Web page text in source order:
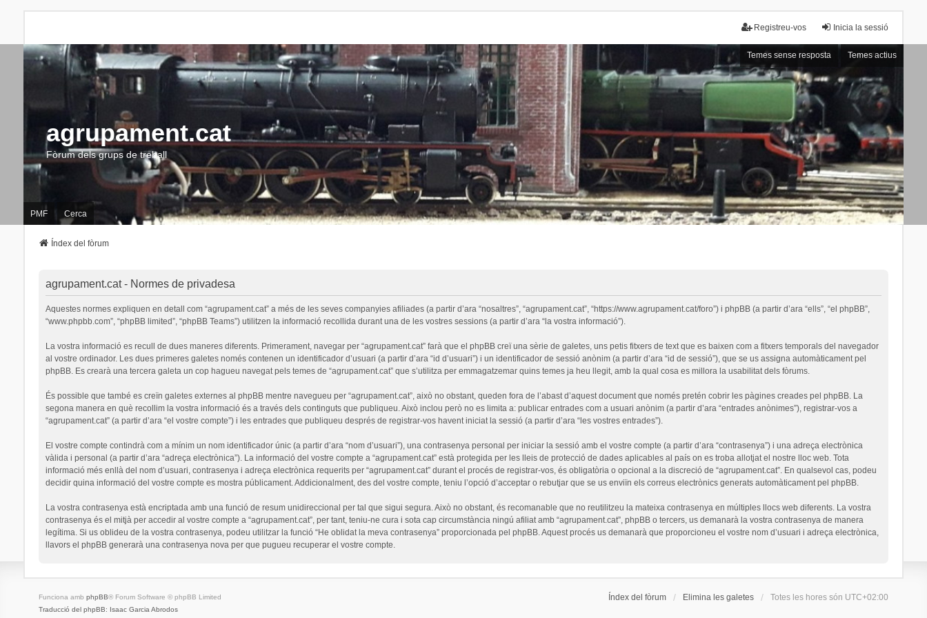
Inicia la sessió
Registreu-vos
Temes sense resposta Temes actius
agrupament.cat
Fòrum dels grups de treball
PMF Cerca
Índex del fòrum
agrupament.cat - Normes de privadesa
Aquestes normes expliquen en detall com “agrupament.cat” a més de les seves companyies afiliades (a partir d’ara “nosaltres”, “agrupament.cat”, “https://www.agrupament.cat/foro”) i phpBB (a partir d’ara “ells”, “el phpBB”,
“www.phpbb.com”, “phpBB limited”, “phpBB Teams”) utilitzen la informació recollida durant una de les vostres sessions (a partir d’ara “la vostra informació”).
La vostra informació es recull de dues maneres diferents. Primerament, navegar per “agrupament.cat” farà que el phpBB creï una sèrie de galetes, uns petis fitxers de text que es baixen com a fitxers temporals del navegador
al vostre ordinador. Les dues primeres galetes només contenen un identificador d’usuari (a partir d’ara “id d’usuari”) i un identificador de sessió anònim (a partir d’ara “id de sessió”), que se us assigna automàticament pel
phpBB. Es crearà una tercera galeta un cop hagueu navegat pels temes de “agrupament.cat” que s’utilitza per emmagatzemar quins temes ja heu llegit, amb la qual cosa es millora la usabilitat dels fòrums.
És possible que també es creïn galetes externes al phpBB mentre navegueu per “agrupament.cat”, això no obstant, queden fora de l’abast d’aquest document que només pretén cobrir les pàgines creades pel phpBB. La
segona manera en què recollim la vostra informació és a través dels continguts que publiqueu. Això inclou però no es limita a: publicar entrades com a usuari anònim (a partir d’ara “entrades anònimes”), registrar-vos a
“agrupament.cat” (a partir d’ara “el vostre compte”) i les entrades que publiqueu després de registrar-vos havent iniciat la sessió (a partir d’ara “les vostres entrades”).
El vostre compte contindrà com a mínim un nom identificador únic (a partir d’ara “nom d’usuari”), una contrasenya personal per iniciar la sessió amb el vostre compte (a partir d’ara “contrasenya”) i una adreça electrònica
vàlida i personal (a partir d’ara “adreça electrònica”). La informació del vostre compte a “agrupament.cat” està protegida per les lleis de protecció de dades aplicables al país on es troba allotjat el nostre lloc web. Tota
informació més enllà del nom d’usuari, contrasenya i adreça electrònica requerits per “agrupament.cat” durant el procés de registrar-vos, és obligatòria o opcional a la discreció de “agrupament.cat”. En qualsevol cas, podeu
decidir quina informació del vostre compte es mostra públicament. Addicionalment, des del vostre compte, teniu l’opció d’acceptar o rebutjar que se us enviïn els correus electrònics generats automàticament pel phpBB.
La vostra contrasenya està encriptada amb una funció de resum unidireccional per tal que sigui segura. Això no obstant, és recomanable que no reutilitzeu la mateixa contrasenya en múltiples llocs web diferents. La vostra
contrasenya és el mitjà per accedir al vostre compte a “agrupament.cat”, per tant, teniu-ne cura i sota cap circumstància ningú afiliat amb “agrupament.cat”, phpBB o tercers, us demanarà la vostra contrasenya de manera
legítima. Si us oblideu de la vostra contrasenya, podeu utilitzar la funció “He oblidat la meva contrasenya” proporcionada pel phpBB. Aquest procés us demanarà que proporcioneu el vostre nom d’usuari i adreça electrònica,
llavors el phpBB generarà una contrasenya nova per que pugueu recuperar el vostre compte.
Índex del fòrum Elimina les galetes Totes les hores són UTC+02:00
Funciona amb phpBB® Forum Software © phpBB Limited
Traducció del phpBB: Isaac Garcia Abrodos